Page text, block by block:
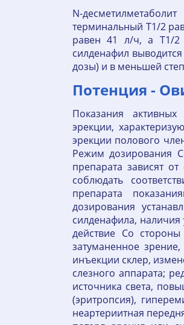
N-
терминальный T1/2
равен 41 л/ч, а T1/2
силденафил
дозы) и в меньшей
Потенция -
Показания
эрекции,
эрекции полового
Режим дозирования
препарата зависят
соблюдать
препарата
дозирования
силденафила,
действие Со
затуманенное
инъекции склер,
слезного аппарата;
источника света,
(эритропсия),
неартериитная